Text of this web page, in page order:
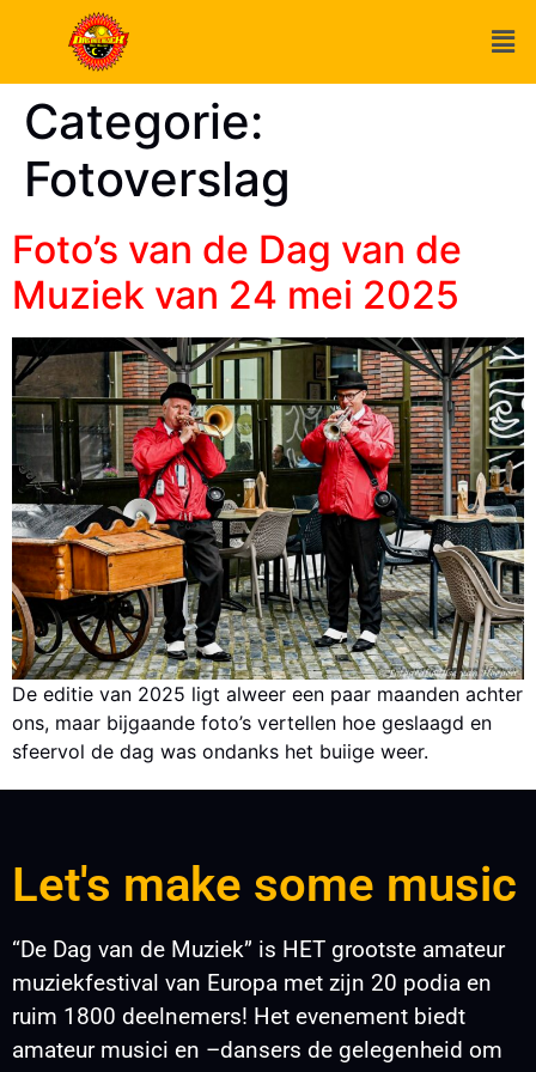
Categorie:
Fotoverslag
Foto’s van de Dag van de
Muziek van 24 mei 2025
De editie van 2025 ligt alweer een paar maanden achter
ons, maar bijgaande foto’s vertellen hoe geslaagd en
sfeervol de dag was ondanks het buiige weer.
Let's make some music
“De Dag van de Muziek” is HET grootste amateur
muziekfestival van Europa met zijn 20 podia en
ruim 1800 deelnemers! Het evenement biedt
amateur musici en –dansers de gelegenheid om